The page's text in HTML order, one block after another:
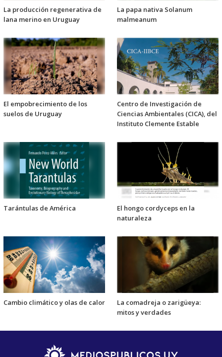
La producción regenerativa de
lana merino en Uruguay
La papa nativa Solanum
malmeanum
El empobrecimiento de los
suelos de Uruguay
Centro de Investigación de
Ciencias Ambientales (CICA), del
Instituto Clemente Estable
Tarántulas de América
El hongo cordyceps en la
naturaleza
Cambio climático y olas de calor
La comadreja o zarigüeya:
mitos y verdades